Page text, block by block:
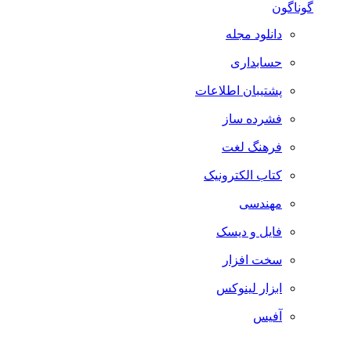
گوناگون
دانلود مجله
حسابداری
پشتیبان اطلاعات
فشرده ساز
فرهنگ لغت
کتاب الکترونیک
مهندسی
فایل و دیسک
سخت افزار
ابزار لینوکس
آفیس